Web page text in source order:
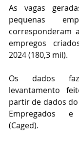
As vagas
pequenas
corresponderam
empregos
2024 (180,3 mil).
Os dados
levantamento
partir de dados
Empregados e
(Caged).